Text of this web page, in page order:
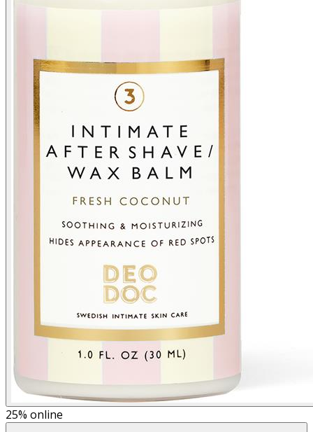
25% online